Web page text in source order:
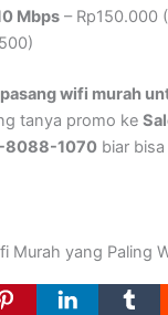
Mbps – Rp150.000
pasang wifi murah
tanya promo ke
8088-1070 biar
Murah yang Paling
mau pilih yang